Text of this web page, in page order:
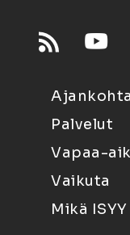
Palvelut
Vapaa-
Vaikuta
Mikä ISYY